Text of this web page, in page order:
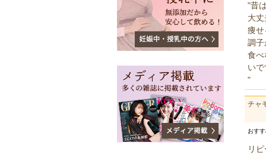
"昔
大
痩せ
調子
食べ
い
"
チャ
おす
リ